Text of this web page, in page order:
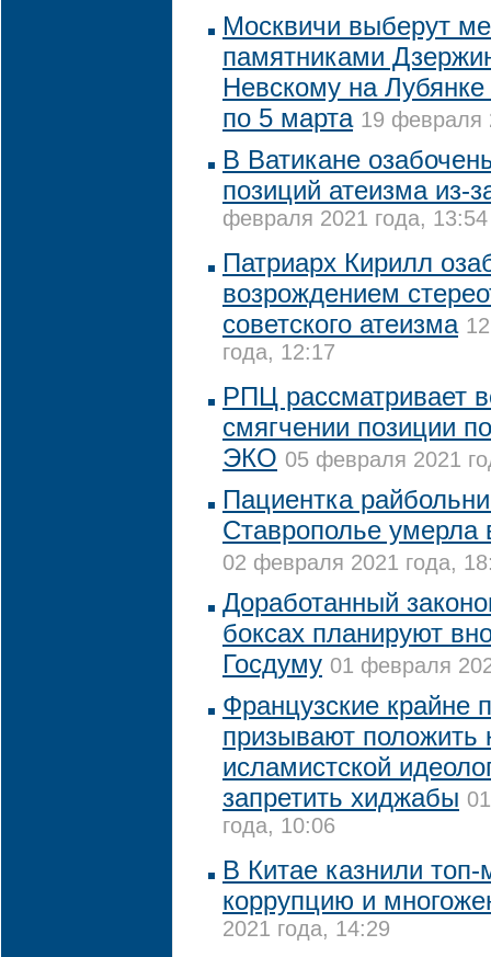
Москвичи выберут
памятниками
Невскому на
по 5 марта 19 февраля
В Ватикане
позиций атеизма из-
февраля 2021 года, 13:54
Патриарх Кирилл
возрождением
советского атеизма
года, 12:17
РПЦ рассматривает
смягчении позиции
ЭКО 05 февраля 2021
Пациентка
Ставрополье умерла
02 февраля 2021 года,
Доработанный
боксах планируют
Госдуму 01 февраля
Французские крайне
призывают положить
исламистской
запретить хиджабы
года, 10:06
В Китае казнили
коррупцию и
2021 года, 14:29